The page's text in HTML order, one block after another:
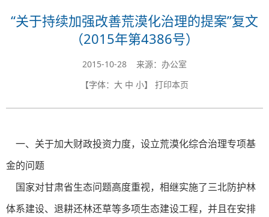
“关于持续加强改善荒漠化治理的提案”复文
（2015年第4386号）
2015-10-28 来源：办公室
【字体： 大 中 小】 打印本页
一、关于加大财政投资力度，设立荒漠化综合治理专项基
金的问题
国家对甘肃省生态问题高度重视，相继实施了三北防护林
体系建设、退耕还林还草等多项生态建设工程，并且在安排